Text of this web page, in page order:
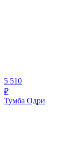
5 510
₽
Тумба Одри